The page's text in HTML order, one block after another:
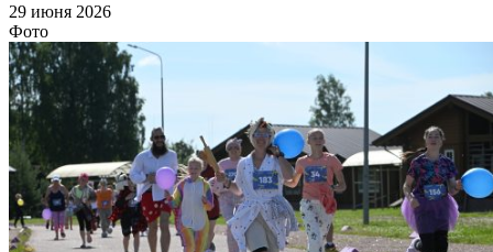
29 июня 2026
Фото